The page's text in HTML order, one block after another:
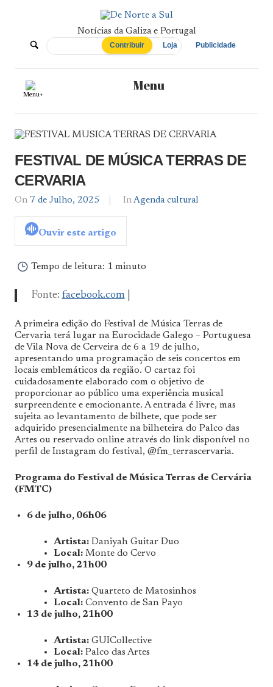
De
Norte
Sul
Notícias da Galiza e Portugal
Contribuir Loja Publicidade
Menu
Menu+
FESTIVAL DE MÚSICA TERRAS DE
CERVARIA
On 7 de Julho, 2025
By
a
In Agenda cultural
Ouvir este artigo
Tempo de leitura: 1 minuto
Fonte: facebook.com|
A primeira edição do Festival de Música Terras de
Cervaria terá lugar na Eurocidade Galego – Portuguesa
de Vila Nova de Cerveira de 6 a 19 de julho,
apresentando uma programação de seis concertos em
locais emblemáticos da região. O cartaz foi
cuidadosamente elaborado com o objetivo de
proporcionar ao público uma experiência musical
surpreendente e emocionante. A entrada é livre, mas
sujeita ao levantamento de bilhete, que pode ser
adquirido presencialmente na bilheteira do Palco das
Artes ou reservado online através do link disponível no
perfil de Instagram do festival, @fm_terrascervaria.
Programa do Festival de Música Terras de Cervária
(FMTC)
6 de julho, 06h06
Artista: Daniyah Guitar Duo
Local: Monte do Cervo
9 de julho, 21h00
Artista: Quarteto de Matosinhos
Local: Convento de San Payo
13 de julho, 21h00
Artista: GUICollective
Local: Palco das Artes
14 de julho, 21h00